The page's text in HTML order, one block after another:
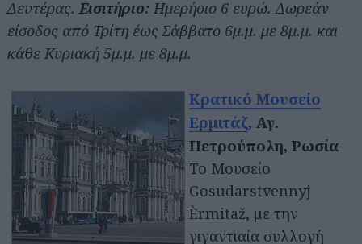
Δευτέρας. Εισιτήριο: Ημερήσιο 6 ευρώ. Δωρεάν
είσοδος από Τρίτη έως Σάββατο 6μ.μ. με 8μ.μ. και
κάθε Κυριακή 5μ.μ. με 8μ.μ.
Κρατικό Μουσείο
Ερμιτάζ, Αγ.
Πετρούπολη, Ρωσία
Το Μουσείο
Gosudarstvennyj
Èrmitaž, με την
γιγαντιαία συλλογή